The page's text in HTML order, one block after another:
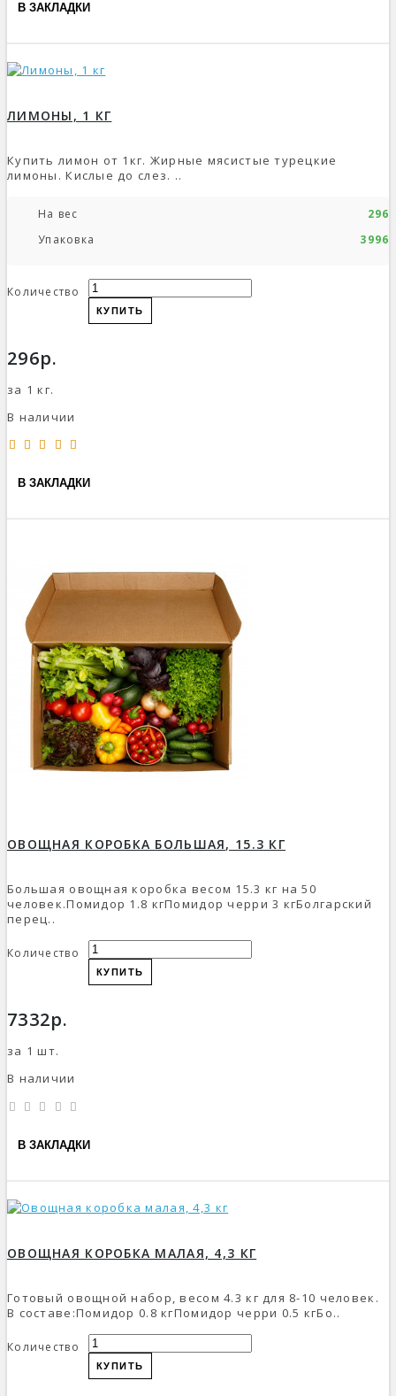
В ЗАКЛАДКИ
ЛИМОНЫ, 1 КГ
Купить лимон от 1кг. Жирные мясистые турецкие
лимоны. Кислые до слез. ..
На вес
Упаковка
Количество
КУПИТЬ
296р.
за 1 кг.
В наличии
В ЗАКЛАДКИ
ОВОЩНАЯ КОРОБКА БОЛЬШАЯ, 15.3 КГ
Большая овощная коробка весом 15.3 кг на 50
человек.Помидор 1.8 кгПомидор черри 3 кгБолгарский
перец..
Количество
КУПИТЬ
7332р.
за 1 шт.
В наличии
В ЗАКЛАДКИ
ОВОЩНАЯ КОРОБКА МАЛАЯ, 4,3 КГ
Готовый овощной набор, весом 4.3 кг для 8-10 человек.
В составе:Помидор 0.8 кгПомидор черри 0.5 кгБо..
Количество
КУПИТЬ